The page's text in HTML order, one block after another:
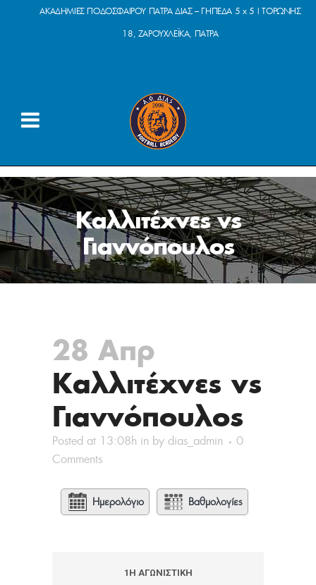
ΑΚΑΔΗΜΙΕΣ ΠΟΔΟΣΦΑΙΡΟΥ ΠΑΤΡΑ ΔΙΑΣ – ΓΗΠΕΔΑ 5 x 5 | ΤΟΡΩΝΗΣ
18, ΖΑΡΟΥΧΛΕΪΚΑ, ΠΑΤΡΑ
Καλλιτέχνες vs
Γιαννόπουλος
28 Απρ
Καλλιτέχνες vs
Γιαννόπουλος
Posted at 13:08h in by dias_admin
0
Comments
Ημερολόγιο Βαθμολογίες
1Η ΑΓΩΝΙΣΤΙΚΉ